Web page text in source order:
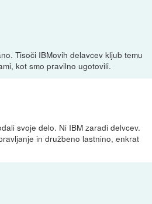
Tisoči IBMovih delavcev kljub temu
kot smo pravilno ugotovili.
svoje delo. Ni IBM zaradi delvcev.
in družbeno lastnino, enkrat